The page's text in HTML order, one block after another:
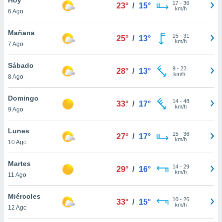
en
más
nuestra
de
cookies
aceptar
6 Ago
23° / 15° 17- 36
km/h
Mañana
7 Ago
25° / 13° 15- 31
km/h
Sábado
8 Ago
28° / 13° 9- 22
km/h
Domingo
9 Ago
33° / 17° 14- 48
km/h
Lunes
10 Ago
27° / 17° 15- 36
km/h
Martes
11 Ago
29° / 16° 14- 29
km/h
Miércoles
12 Ago
33° / 15° 10- 26
km/h